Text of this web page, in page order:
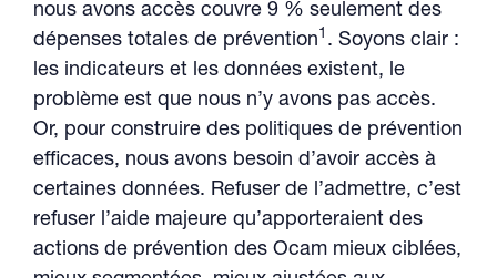
nous avons accès couvre 9 % seulement des
dépenses totales de prévention1 . Soyons clair :
les indicateurs et les données existent, le
problème est que nous n’y avons pas accès.
Or, pour construire des politiques de prévention
efficaces, nous avons besoin d’avoir accès à
certaines données. Refuser de l’admettre, c’est
refuser l’aide majeure qu’apporteraient des
actions de prévention des Ocam mieux ciblées,